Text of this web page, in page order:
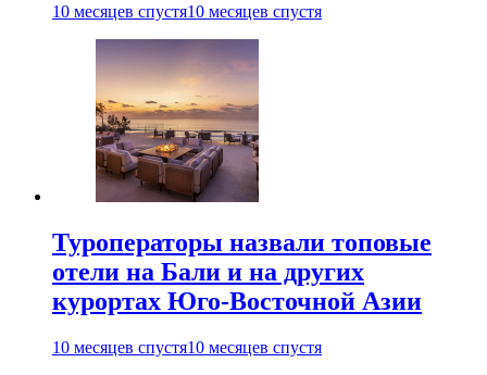
10 месяцев спустя10 месяцев спустя
Туроператоры назвали топовые
отели на Бали и на других
курортах Юго-Восточной Азии
10 месяцев спустя10 месяцев спустя